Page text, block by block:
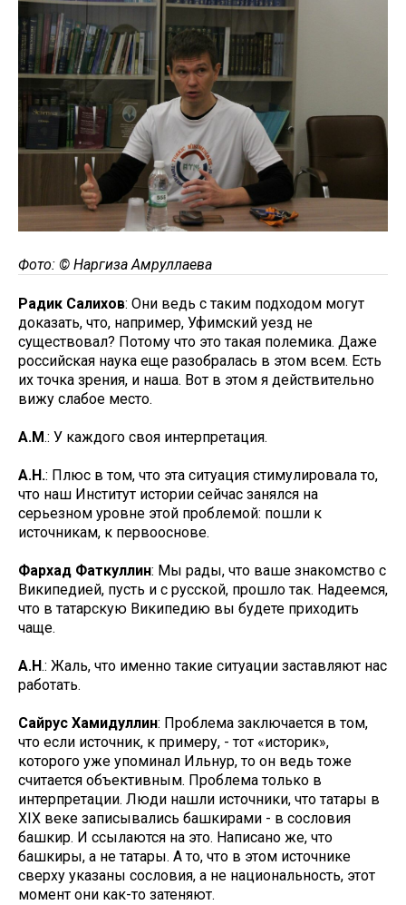
Фото: © Наргиза Амруллаева
Радик Салихов: Они ведь с таким подходом могут
доказать, что, например, Уфимский уезд не
существовал? Потому что это такая полемика. Даже
российская наука еще разобралась в этом всем. Есть
их точка зрения, и наша. Вот в этом я действительно
вижу слабое место.
А.М.: У каждого своя интерпретация.
А.Н.: Плюс в том, что эта ситуация стимулировала то,
что наш Институт истории сейчас занялся на
серьезном уровне этой проблемой: пошли к
источникам, к первооснове.
Фархад Фаткуллин: Мы рады, что ваше знакомство с
Википедией, пусть и с русской, прошло так. Надеемся,
что в татарскую Википедию вы будете приходить
чаще.
А.Н.: Жаль, что именно такие ситуации заставляют нас
работать.
Сайрус Хамидуллин: Проблема заключается в том,
что если источник, к примеру, - тот «историк»,
которого уже упоминал Ильнур, то он ведь тоже
считается объективным. Проблема только в
интерпретации. Люди нашли источники, что татары в
XIX веке записывались башкирами - в сословия
башкир. И ссылаются на это. Написано же, что
башкиры, а не татары. А то, что в этом источнике
сверху указаны сословия, а не национальность, этот
момент они как-то затеняют.